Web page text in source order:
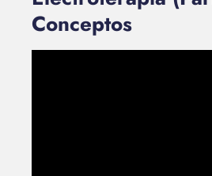
Conceptos